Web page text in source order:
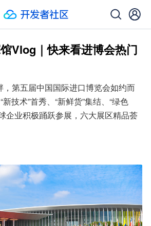
Vlog｜快来看进博会热门
，第五届中国国际进口博览会如约而
新技术”首秀、“新鲜货”集结、“绿色
企业积极踊跃参展，六大展区精品荟